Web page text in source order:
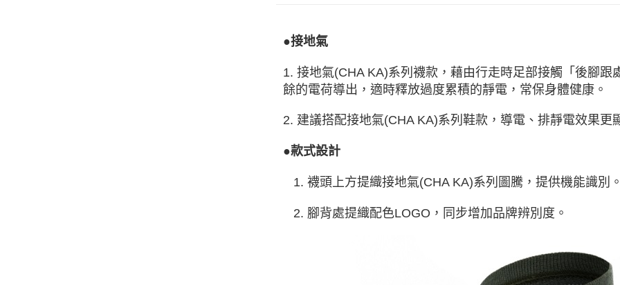
●接地氣
1. 接地氣(CHA KA)系列襪款，藉由行走時足部接觸「後腳
餘的電荷導出，適時釋放過度累積的靜電，常保身體健康。
2. 建議搭配接地氣(CHA KA)系列鞋款，導電、排靜電效果更
●款式設計
1. 襪頭上方提織接地氣(CHA KA)系列圖騰，提供機能識別
2. 腳背處提織配色LOGO，同步增加品牌辨別度。